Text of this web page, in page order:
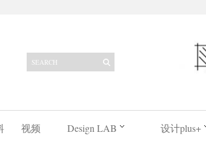
视频 Design LAB 设计plus+